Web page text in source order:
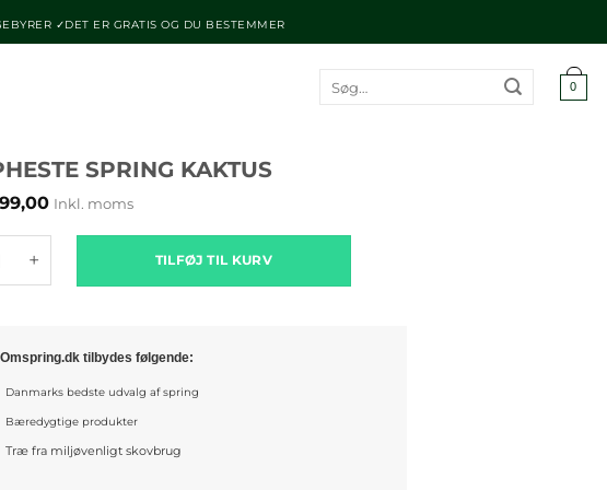
✓DET ER GRATIS OG DU BESTEMMER
efter:
0
SPRING KAKTUS
Inkl. moms
TILFØJ TIL KURV
tilbydes følgende:
Danmarks bedste udvalg af spring
Bæredygtige produkter
Træ fra miljøvenligt skovbrug